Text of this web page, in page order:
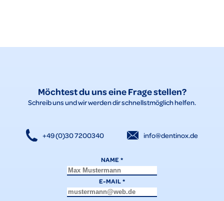
Möchtest du uns eine Frage stellen?
Schreib uns und wir werden dir schnellstmöglich helfen.
+49 (0)30 7200340 info@dentinox.de
NAME*
E-MAIL*